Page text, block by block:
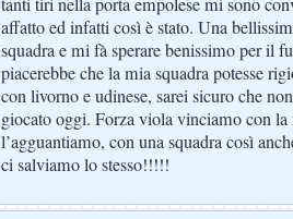
affatto ed infatti così è stato. Una
squadra e mi fà sperare benissimo per il
piacerebbe che la mia squadra potesse
con livorno e udinese, sarei sicuro che
giocato oggi. Forza viola vinciamo con la
l’agguantiamo, con una squadra così
ci salviamo lo stesso!!!!!